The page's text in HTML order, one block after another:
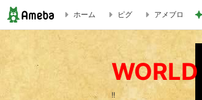
新発売！200系ハイエース用フルレッドテ
ホーム ピグ アメブロ
!!